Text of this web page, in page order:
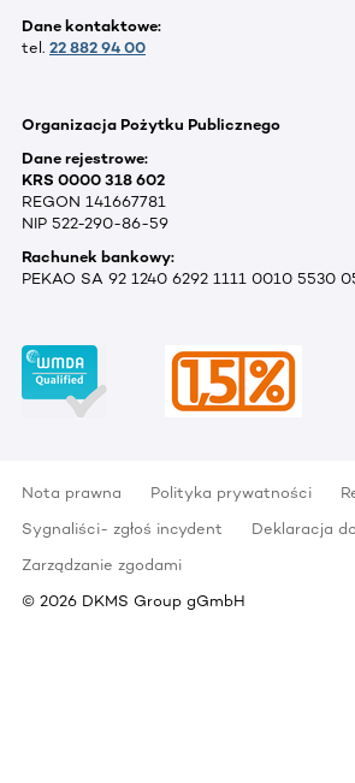
Dane kontaktowe:
tel. 22 882 94 00
Organizacja Pożytku Publicznego
Dane rejestrowe:
KRS 0000 318 602
REGON 141667781
NIP 522-290-86-59
Rachunek bankowy:
PEKAO SA 92 1240 6292 1111 0010 5530
Nota prawna Polityka prywatności
Sygnaliści- zgłoś incydent
Deklaracja
Zarządzanie zgodami
© 2026 DKMS Group gGmbH